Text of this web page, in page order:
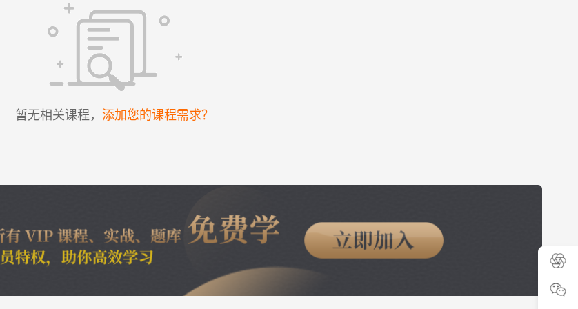
暂无相关课程， 添加您的课程需求？